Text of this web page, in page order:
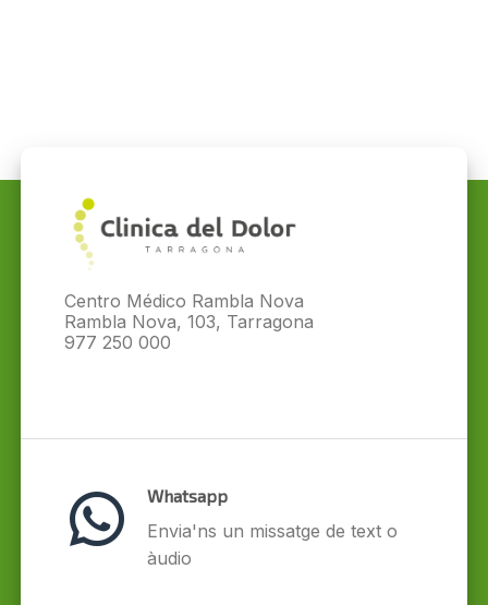
Centro Médico Rambla Nova
Rambla Nova, 103, Tarragona
977 250 000
Whatsapp
Envia'ns un missatge de text o
àudio